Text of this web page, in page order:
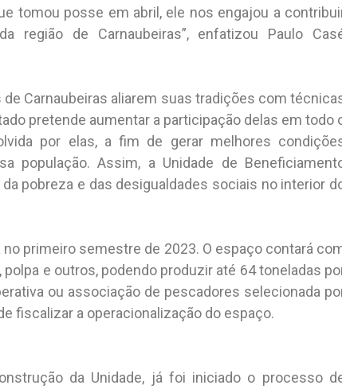
tomou posse em abril, ele nos engajou a
região de Carnaubeiras”, enfatizou Paulo
Carnaubeiras aliarem suas tradições com
pretende aumentar a participação delas em todo
por elas, a fim de gerar melhores
população. Assim, a Unidade de
pobreza e das desigualdades sociais no interior
primeiro semestre de 2023. O espaço contará
e outros, podendo produzir até 64 toneladas
ou associação de pescadores selecionada
fiscalizar a operacionalização do espaço.
da Unidade, já foi iniciado o processo